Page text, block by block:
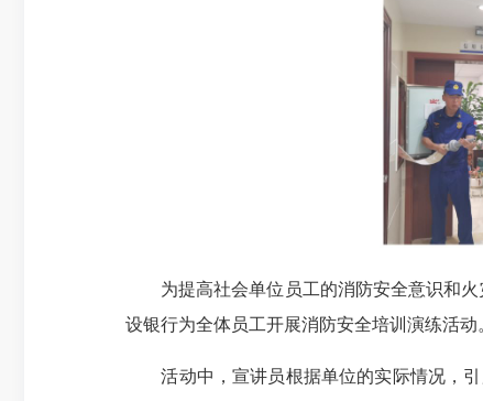
为提高社会单位员工的消防安全意识和火
设银行为全体员工开展消防安全培训演练活动
活动中，宣讲员根据单位的实际情况，引